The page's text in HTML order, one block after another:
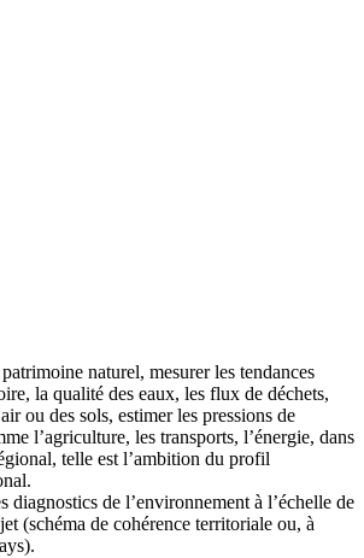
naturel, mesurer les tendances
la qualité des eaux, les flux de déchets,
ou des sols, estimer les pressions de
l’agriculture, les transports, l’énergie, dans
telle est l’ambition du profil
diagnostics de l’environnement à l’échelle de
(schéma de cohérence territoriale ou, à